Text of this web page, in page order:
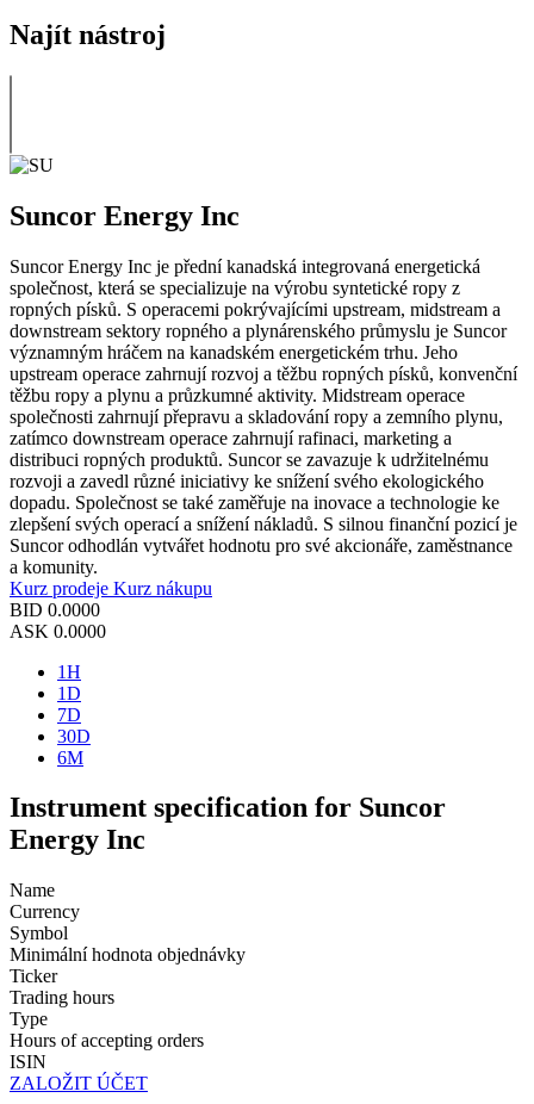
Najít nástroj
Suncor Energy Inc
Suncor Energy Inc je přední kanadská integrovaná energetická
společnost, která se specializuje na výrobu syntetické ropy z
ropných písků. S operacemi pokrývajícími upstream, midstream a
downstream sektory ropného a plynárenského průmyslu je Suncor
významným hráčem na kanadském energetickém trhu. Jeho
upstream operace zahrnují rozvoj a těžbu ropných písků, konvenční
těžbu ropy a plynu a průzkumné aktivity. Midstream operace
společnosti zahrnují přepravu a skladování ropy a zemního plynu,
zatímco downstream operace zahrnují rafinaci, marketing a
distribuci ropných produktů. Suncor se zavazuje k udržitelnému
rozvoji a zavedl různé iniciativy ke snížení svého ekologického
dopadu. Společnost se také zaměřuje na inovace a technologie ke
zlepšení svých operací a snížení nákladů. S silnou finanční pozicí je
Suncor odhodlán vytvářet hodnotu pro své akcionáře, zaměstnance
a komunity.
Kurz prodeje Kurz nákupu
BID 0.0000
ASK 0.0000
1H
1D
7D
30D
6M
Instrument specification for Suncor
Energy Inc
Name
Currency
Symbol
Minimální hodnota objednávky
Ticker
Trading hours
Type
Hours of accepting orders
ISIN
ZALOŽIT ÚČET